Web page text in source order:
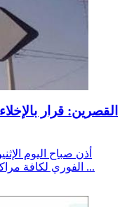
القصرين: قرار
الفوري لكافة مراكز إيواء الأجانب المصابين بفيروس كورونا ...